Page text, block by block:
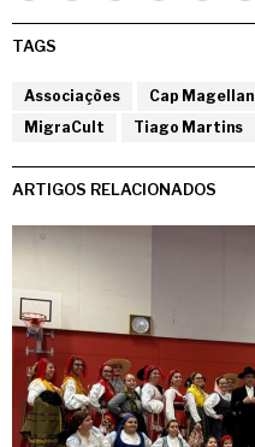
TAGS
Associações Cap Magellan
MigraCult
Tiago Martins
ARTIGOS RELACIONADOS